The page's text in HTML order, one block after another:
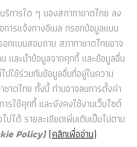
ริการใด ๆ ของสภากาชาดไทย ลง
การแจ้งทางอีเมล กรอกข้อมูลแบบ
กแบบสอบถาม สภากาชาดไทยอาจ
น และนำข้อมูลจากคุกกี้ และข้อมูลอื่น
ปใช้ร่วมกับข้อมูลอื่นที่อยู่ในความ
าดไทย ทั้งนี้ ท่านอาจลบการตั้งค่า
ารใช้คุกกี้ และยังคงใช้งานเว็บไซต์
ปได้ รายละเอียดเพิ่มเติมเป็นไปตาม
Policy) (คลิกเพื่ออ่าน)